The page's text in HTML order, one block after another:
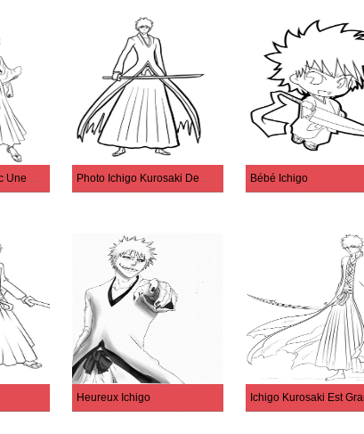
Ichigo Kurosaki Avec Une Grande Épée Photo Ichigo Kurosaki De Haute Qualité Bébé Ichigo
Heureux Ichigo Ichigo Kurosaki Est